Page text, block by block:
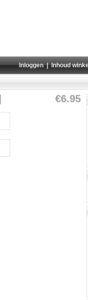
Inloggen|Inhoud
€6.95